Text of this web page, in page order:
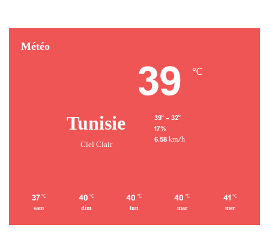
Météo
Tunisie
Ciel Clair
39 ℃
39º - 32º
17%
6.58 km/h
37℃
sam
40 ℃
dim
40 ℃
lun
40 ℃
mar
41 ℃
mer